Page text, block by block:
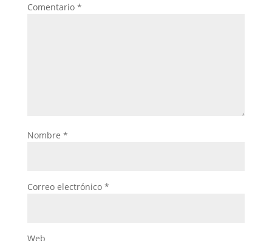
Comentario *
Nombre *
Correo electrónico *
Web